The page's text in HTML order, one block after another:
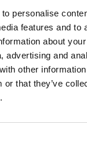
personalise
features and to
about
advertising and
other information
or that they’ve
15.00h, send
sliced cheese
withthe greatest care
value of €30
Kaaspakket Op